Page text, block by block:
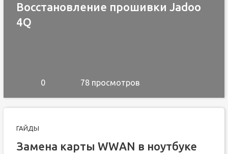
Восстановление прошивки Jadoo
4Q
0 78 просмотров
ГАЙДЫ
Замена карты WWAN в ноутбуке